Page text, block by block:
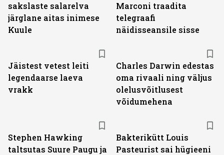
sakslaste salarelva
järglane aitas inimese
Kuule
Marconi traadita
telegraafi
näidisseansile sisse
Jäistest vetest leiti
legendaarse laeva
vrakk
Charles Darwin edestas
oma rivaali ning väljus
olelusvõitlusest
võidumehena
Stephen Hawking
taltsutas Suure Paugu ja
Bakterikütt Louis
Pasteurist sai hügieeni